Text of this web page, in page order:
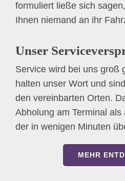
formuliert ließe sich
Ihnen niemand an ihr
Unser
Service wird bei uns groß
halten unser Wort und
den vereinbarten Orten.
Abholung am Terminal als
der in wenigen Minuten
MEHR